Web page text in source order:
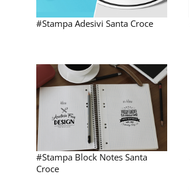
#Stampa Adesivi Santa Croce
#Stampa Block Notes Santa
Croce